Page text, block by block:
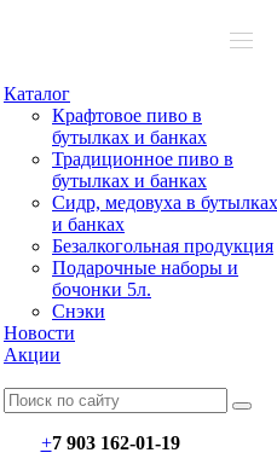
Каталог
Крафтовое пиво в
бутылках и банках
Традиционное пиво в
бутылках и банках
Сидр, медовуха в бутылках
и банках
Безалкогольная продукция
Подарочные наборы и
бочонки 5л.
Снэки
Новости
Акции
+7 903 162-01-19